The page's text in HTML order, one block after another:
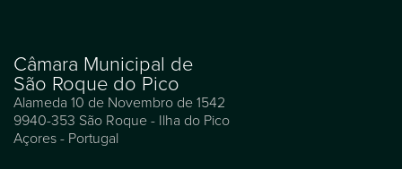
Câmara Municipal de
São Roque do Pico
Alameda 10 de Novembro de 1542
9940-353 São Roque - Ilha do Pico
Açores - Portugal